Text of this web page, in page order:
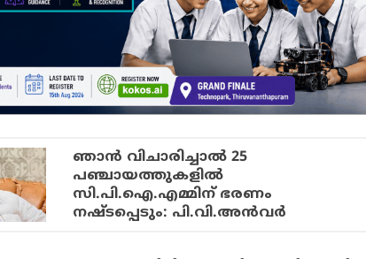
ഞാന്‍ വിചാരിച്ചാല്‍ 25
പഞ്ചായത്തുകളില്‍
സി.പി.ഐ.എമ്മിന് ഭരണം
നഷ്ടപ്പെടും: പി.വി.അന്‍വര്‍